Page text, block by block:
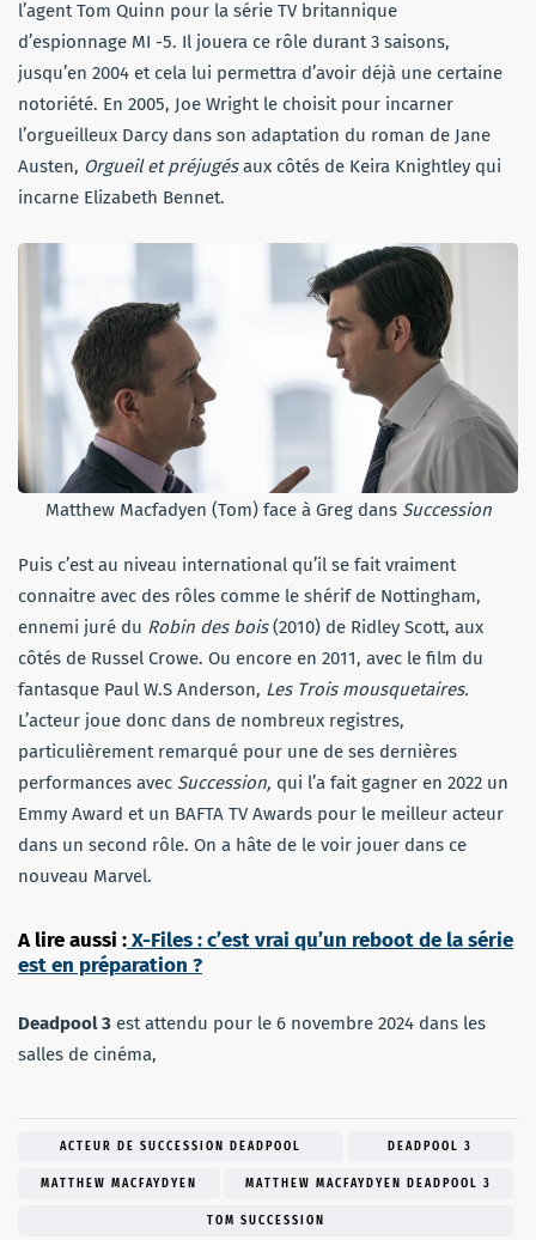
l’agent Tom Quinn pour la série TV britannique
d’espionnage MI -5. Il jouera ce rôle durant 3 saisons,
jusqu’en 2004 et cela lui permettra d’avoir déjà une certaine
notoriété. En 2005, Joe Wright le choisit pour incarner
l’orgueilleux Darcy dans son adaptation du roman de Jane
Austen, Orgueil et préjugésaux côtés de Keira Knightley qui
incarne Elizabeth Bennet.
Matthew Macfadyen (Tom) face à Greg dans Succession
Puis c’est au niveau international qu’il se fait vraiment
connaitre avec des rôles comme le shérif de Nottingham,
ennemi juré du Robin des bois(2010) de Ridley Scott, aux
côtés de Russel Crowe. Ou encore en 2011, avec le film du
fantasque Paul W.S Anderson, Les Trois mousquetaires.
L’acteur joue donc dans de nombreux registres,
particulièrement remarqué pour une de ses dernières
performances avec Succession, qui l’a fait gagner en 2022 un
Emmy Award et un BAFTA TV Awards pour le meilleur acteur
dans un second rôle. On a hâte de le voir jouer dans ce
nouveau Marvel.
A lire aussi :X-Files : c’est vrai qu’un reboot de la série
est en préparation ?
Deadpool 3 est attendu pour le 6 novembre 2024 dans les
salles de cinéma,
ACTEUR DE SUCCESSION DEADPOOL DEADPOOL 3
MATTHEW MACFAYDYEN MATTHEW MACFAYDYEN DEADPOOL 3
TOM SUCCESSION